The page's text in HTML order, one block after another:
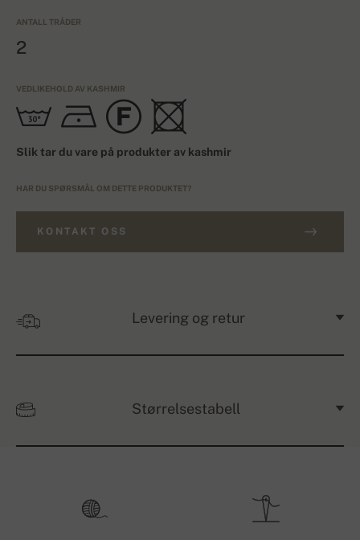
ANTALL TRÅDER
2
VEDLIKEHOLD AV KASHMIR
Slik tar du vare på produkter av kashmir
HAR DU SPØRSMÅL OM DETTE PRODUKTET?
KONTAKT OSS
Levering og retur
Størrelsestabell